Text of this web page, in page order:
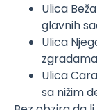
Ulica
glavnih
Ulica
Ulica
sa nižim